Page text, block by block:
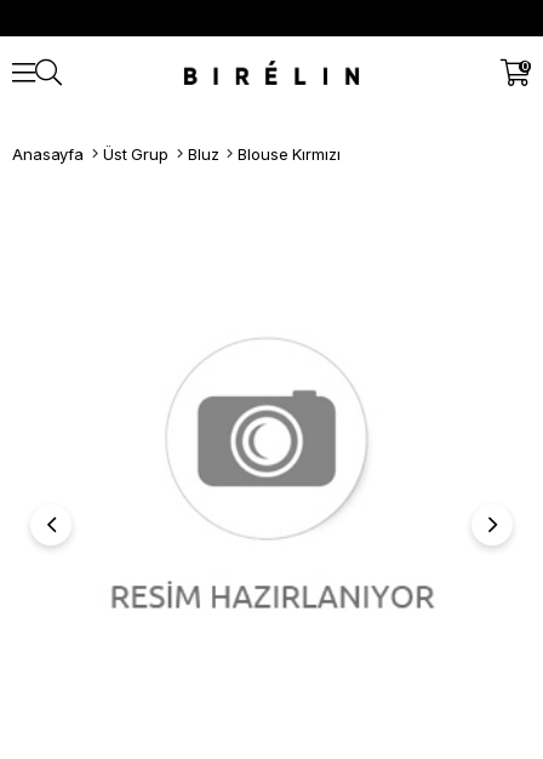
0
Anasayfa Üst Grup Bluz Blouse Kırmızı